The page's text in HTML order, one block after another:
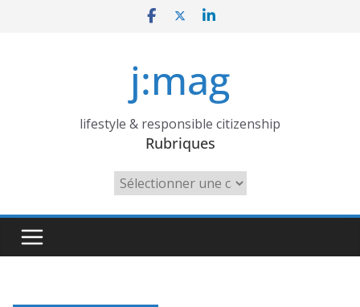
j:mag
lifestyle & responsible citizenship
Rubriques
Rubriques